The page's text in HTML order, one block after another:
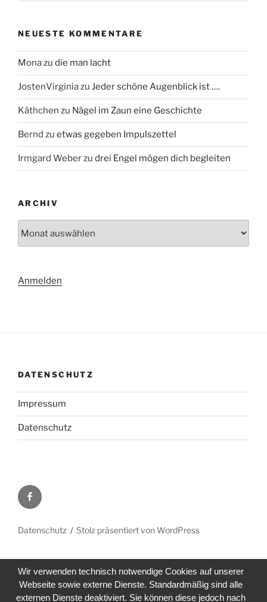
NEUESTE KOMMENTARE
Monazu die man lacht
JostenVirginiazu Jeder schöne Augenblick ist ….
Käthchen zu Nägel im Zaun eine Geschichte
Bernd zu etwas gegeben Impulszettel
Irmgard Weberzu drei Engel mögen dich begleiten
ARCHIV
Anmelden
DATENSCHUTZ
Impressum
Datenschutz
Facebook
Datenschutz Stolz präsentiert von WordPress
Wir verwenden technisch notwendige Cookies auf unserer
Webseite sowie externe Dienste. Standardmäßig sind alle
externen Dienste deaktiviert. Sie können diese jedoch nach